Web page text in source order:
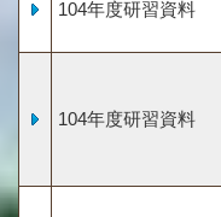
104年度研習資料
104年度研習資料